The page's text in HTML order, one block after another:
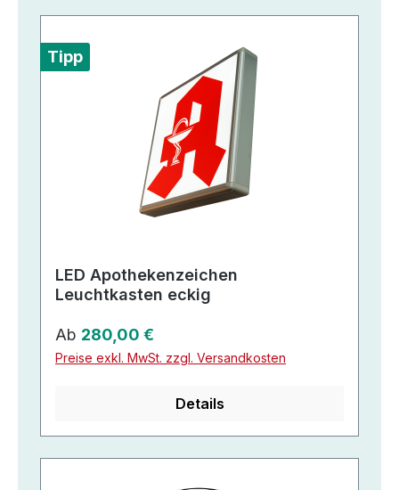
Tipp
LED Apothekenzeichen
Leuchtkasten eckig
Regulärer Preis:
Ab 280,00 €
Preise exkl. MwSt. zzgl. Versandkosten
Details